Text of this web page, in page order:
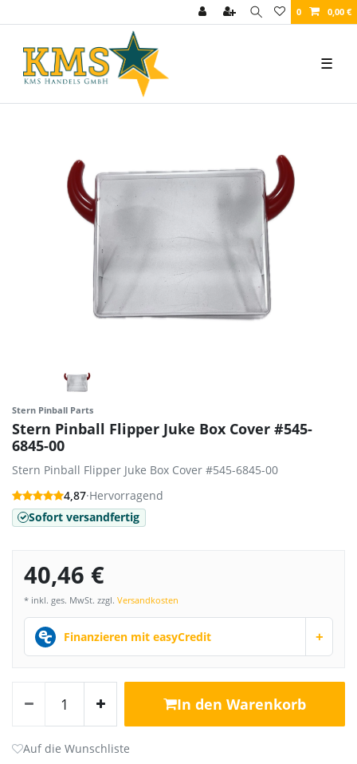
0 0,00 €
☰
Stern Pinball Parts
Stern Pinball Flipper Juke Box Cover #545-
6845-00
Stern Pinball Flipper Juke Box Cover #545-6845-00
4,87·Hervorragend
Sofort versandfertig
40,46 €
* inkl. ges. MwSt. zzgl. Versandkosten
Finanzieren mit easyCredit +
In den Warenkorb